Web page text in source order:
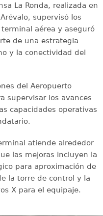
La Ronda, realizada en
supervisó los
aérea y aseguró
de una estrategia
y la conectividad del
del Aeropuerto
supervisar los avances
capacidades operativas
atiende alrededor
las mejoras incluyen la
para aproximación de
la torre de control y la
X para el equipaje.